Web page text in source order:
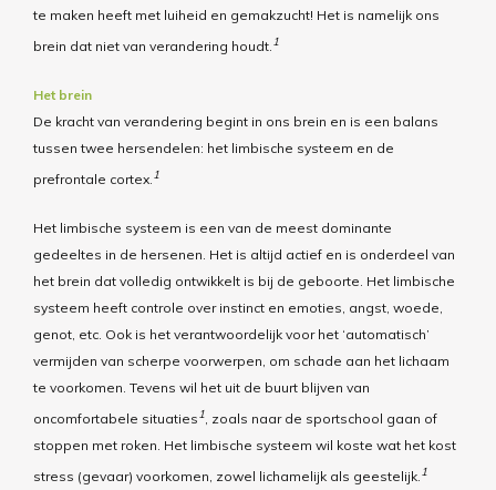
te maken heeft met luiheid en gemakzucht! Het is namelijk ons
brein dat niet van verandering houdt. 1
Het brein
De kracht van verandering begint in ons brein en is een balans
tussen twee hersendelen: het limbische systeem en de
prefrontale cortex. 1
Het limbische systeem is een van de meest dominante
gedeeltes in de hersenen. Het is altijd actief en is onderdeel van
het brein dat volledig ontwikkelt is bij de geboorte. Het limbische
systeem heeft controle over instinct en emoties, angst, woede,
genot, etc. Ook is het verantwoordelijk voor het ‘automatisch’
vermijden van scherpe voorwerpen, om schade aan het lichaam
te voorkomen. Tevens wil het uit de buurt blijven van
oncomfortabele situaties1 , zoals naar de sportschool gaan of
stoppen met roken. Het limbische systeem wil koste wat het kost
stress (gevaar) voorkomen, zowel lichamelijk als geestelijk. 1